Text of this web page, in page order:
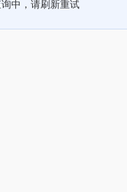
中，请刷新重试